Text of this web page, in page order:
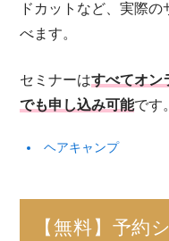
ドカットなど、実際
べます。
セミナーはすべてオン
でも申し込み可能です。
ヘアキャンプ
【無料】予約